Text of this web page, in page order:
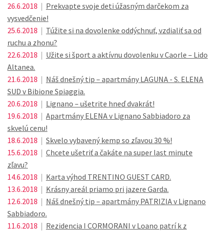
26.6.2018 | Prekvapte svoje deti úžasným darčekom za
vysvedčenie!
25.6.2018 | Túžite si na dovolenke oddýchnuť, vzdialiť sa od
ruchu a zhonu?
22.6.2018 | Užite si šport a aktívnu dovolenku v Caorle – Lido
Altanea.
21.6.2018 | Náš dnešný tip – apartmány LAGUNA - S. ELENA
SUD v Bibione Spiaggia.
20.6.2018 | Lignano – ušetrite hneď dvakrát!
19.6.2018 | Apartmány ELENA v Lignano Sabbiadoro za
skvelú cenu!
18.6.2018 | Skvelo vybavený kemp so zľavou 30 %!
15.6.2018 | Chcete ušetriť a čakáte na super last minute
zľavu?
14.6.2018 | Karta výhod TRENTINO GUEST CARD.
13.6.2018 | Krásny areál priamo pri jazere Garda.
12.6.2018 | Náš dnešný tip – apartmány PATRIZIA v Lignano
Sabbiadoro.
11.6.2018 | Rezidencia I CORMORANI v Loano patrí k z